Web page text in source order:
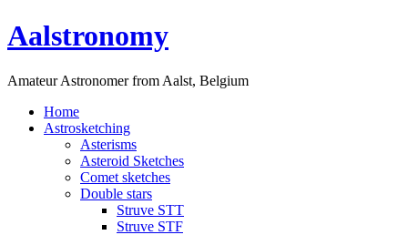
Aalstronomy
Amateur Astronomer from Aalst, Belgium
Home
Astrosketching
Asterisms
Asteroid Sketches
Comet sketches
Double stars
Struve STT
Struve STF